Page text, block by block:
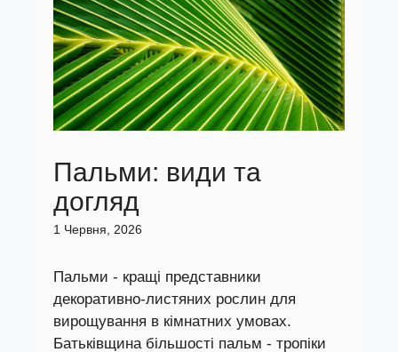
Пальми: види та
догляд
1 Червня, 2026
Пальми - кращі представники
декоративно-листяних рослин для
вирощування в кімнатних умовах.
Батьківщина більшості пальм - тропіки